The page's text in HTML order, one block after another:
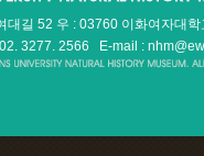
대길 52 우 : 03760 이화여자대
3277. 2566
E-mail :